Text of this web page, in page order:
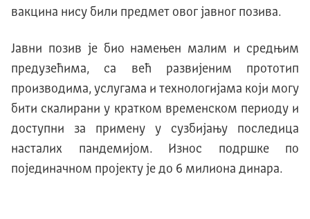
вакцина нису били предмет овог јавног позива.
Јавни позив је био намењен малим и средњим
предузећима, са већ развијеним прототип
производима, услугама и технологијама који могу
бити скалирани у кратком временском периоду и
доступни за примену у сузбијању последица
насталих пандемијом. Износ подршке по
појединачном пројекту је до 6 милиона динара.